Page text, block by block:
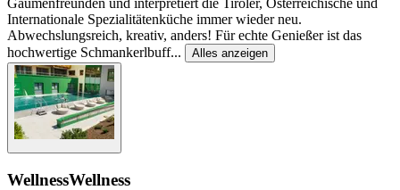
Gaumenfreunden und interpretiert die Tiroler, Österreichische und
Internationale Spezialitätenküche immer wieder neu.
Abwechslungsreich, kreativ, anders! Für echte Genießer ist das
hochwertige Schmankerlbuff... Alles anzeigen
WellnessWellness